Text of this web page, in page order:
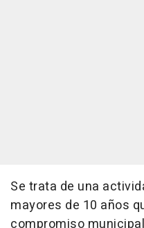
Se trata de una
mayores de 10 años
compromiso